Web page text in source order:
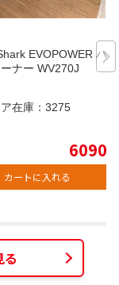
EVOPOWER ハン
ナー WV270J
在庫： 3275
6090
カートに入れる
る